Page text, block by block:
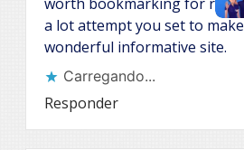
a lot attempt you set to
wonderful informative site.
Carregando...
Responder